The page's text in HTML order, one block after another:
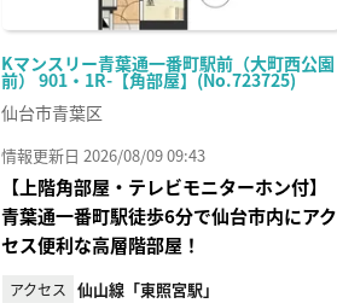
Kマンスリー青葉通一番町駅前（大町西公園
前） 901・1R-【角部屋】(No.723725)
仙台市青葉区
情報更新日 2026/08/09 09:43
【上階角部屋・テレビモニターホン付】
青葉通一番町駅徒歩6分で仙台市内にアク
セス便利な高層階部屋！
アクセス 仙山線「東照宮駅」